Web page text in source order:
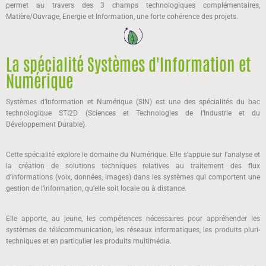
permet au travers des 3 champs technologiques complémentaires,
Matière/Ouvrage, Energie et Information, une forte cohérence des projets.
La spécialité Systèmes d'Information et
Numérique
Systèmes d’Information et Numérique (SIN) est une des spécialités du bac
technologique STI2D (Sciences et Technologies de l’Industrie et du
Développement Durable).
Cette spécialité explore le domaine du Numérique. Elle s’appuie sur l’analyse et
la création de solutions techniques relatives au traitement des flux
d’informations (voix, données, images) dans les systèmes qui comportent une
gestion de l’information, qu’elle soit locale ou à distance.
Elle apporte, au jeune, les compétences nécessaires pour appréhender les
systèmes de télécommunication, les réseaux informatiques, les produits pluri-
techniques et en particulier les produits multimédia.